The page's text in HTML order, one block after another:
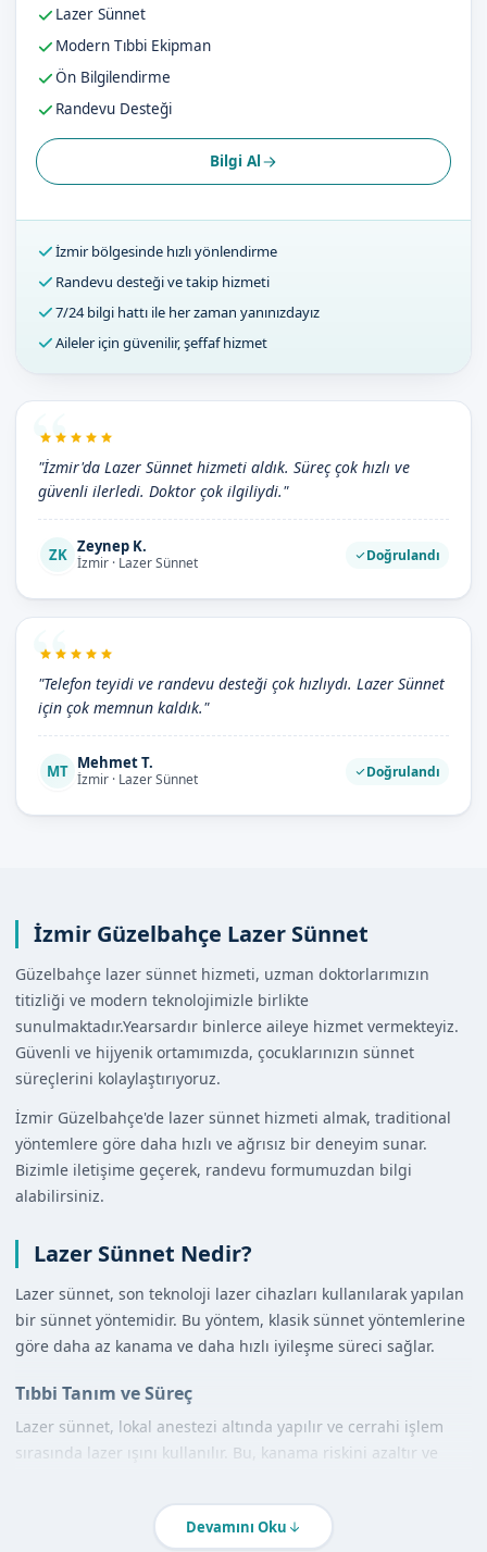
Lazer Sünnet
Modern Tıbbi Ekipman
Ön Bilgilendirme
Randevu Desteği
Bilgi Al
İzmir bölgesinde hızlı yönlendirme
Randevu desteği ve takip hizmeti
7/24 bilgi hattı ile her zaman yanınızdayız
Aileler için güvenilir, şeffaf hizmet
"İzmir'da Lazer Sünnet hizmeti aldık. Süreç çok hızlı ve
güvenli ilerledi. Doktor çok ilgiliydi."
ZK Zeynep K.
İzmir · Lazer Sünnet Doğrulandı
"Telefon teyidi ve randevu desteği çok hızlıydı. Lazer Sünnet
için çok memnun kaldık."
MT Mehmet T.
İzmir · Lazer Sünnet Doğrulandı
İzmir Güzelbahçe Lazer Sünnet
Güzelbahçe lazer sünnet hizmeti, uzman doktorlarımızın
titizliği ve modern teknolojimizle birlikte
sunulmaktadır.Yearsardır binlerce aileye hizmet vermekteyiz.
Güvenli ve hijyenik ortamımızda, çocuklarınızın sünnet
süreçlerini kolaylaştırıyoruz.
İzmir Güzelbahçe'de lazer sünnet hizmeti almak, traditional
yöntemlere göre daha hızlı ve ağrısız bir deneyim sunar.
Bizimle iletişime geçerek, randevu formumuzdan bilgi
alabilirsiniz.
Lazer Sünnet Nedir?
Lazer sünnet, son teknoloji lazer cihazları kullanılarak yapılan
bir sünnet yöntemidir. Bu yöntem, klasik sünnet yöntemlerine
göre daha az kanama ve daha hızlı iyileşme süreci sağlar.
Tıbbi Tanım ve Süreç
Lazer sünnet, lokal anestezi altında yapılır ve cerrahi işlem
sırasında lazer ışını kullanılır. Bu, kanama riskini azaltır ve
Diğer Yöntemlerle Karşılaştırma
Devamını Oku